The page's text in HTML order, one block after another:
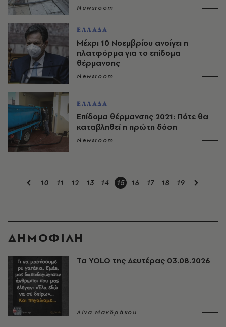
Newsroom
ΕΛΛΑΔΑ
Μέχρι 10 Νοεμβρίου ανοίγει η
πλατφόρμα για το επίδομα
θέρμανσης
Newsroom
ΕΛΛΑΔΑ
Επίδομα θέρμανσης 2021: Πότε θα
καταβληθεί η πρώτη δόση
Newsroom
10 11 12 13 14 15 16 17 18 19
ΔΗΜΟΦΙΛΗ
Τα YOLO της Δευτέρας 03.08.2026
Λίνα Μανδράκου